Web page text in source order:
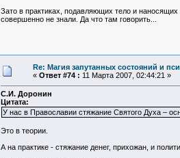
Зато в практиках, подавляющих тело и
совершенно не знали. Да что там говорить...
Re: Магия запутанных состояний и
« Ответ #74 : 11 Марта 2007, 02:44:21 »
С.И. Доронин
Цитата:
У нас в Православии стяжание Святого Духа –
Это в теории.
А на практике - стяжание денег, прихожан, и